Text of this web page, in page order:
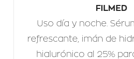
FILMED
Uso día y noche.
refrescante, imán de
hialurónico al 25%